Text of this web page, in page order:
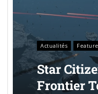
Actualités
Star
Frontier